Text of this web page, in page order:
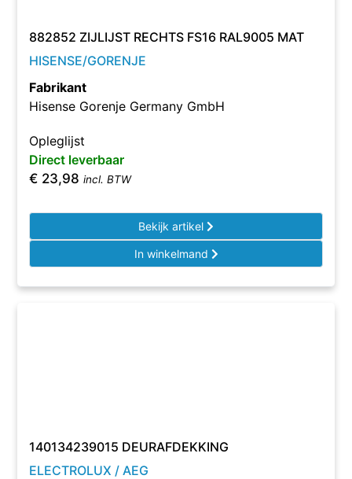
882852 ZIJLIJST RECHTS FS16 RAL9005 MAT
HISENSE/GORENJE
Fabrikant
Hisense Gorenje Germany GmbH
Opleglijst
Direct leverbaar
€ 23,98 incl. BTW
Bekijk artikel
In winkelmand
140134239015 DEURAFDEKKING
ELECTROLUX / AEG